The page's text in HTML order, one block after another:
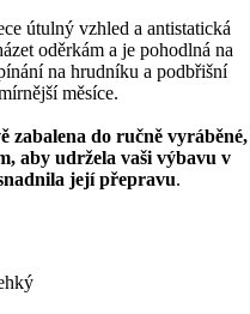
útulný vzhled a antistatická
oděrkám a je pohodlná na
na hrudníku a podbřišní
měsíce.
zabalena do ručně vyráběné,
aby udržela vaši výbavu v
její přepravu.